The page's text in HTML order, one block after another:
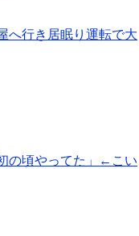
へ行き居眠り運転で大
の頃やってた」←こい